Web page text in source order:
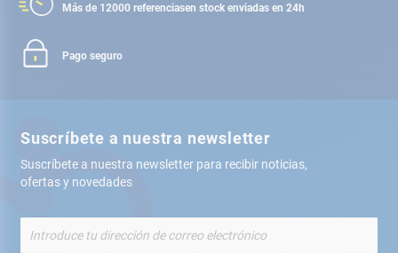
Más de 12000 referenciasen stock enviadas en 24h
Pago seguro
Suscríbete a nuestra newsletter
Suscríbete a nuestra newsletter para recibir noticias,
ofertas y novedades